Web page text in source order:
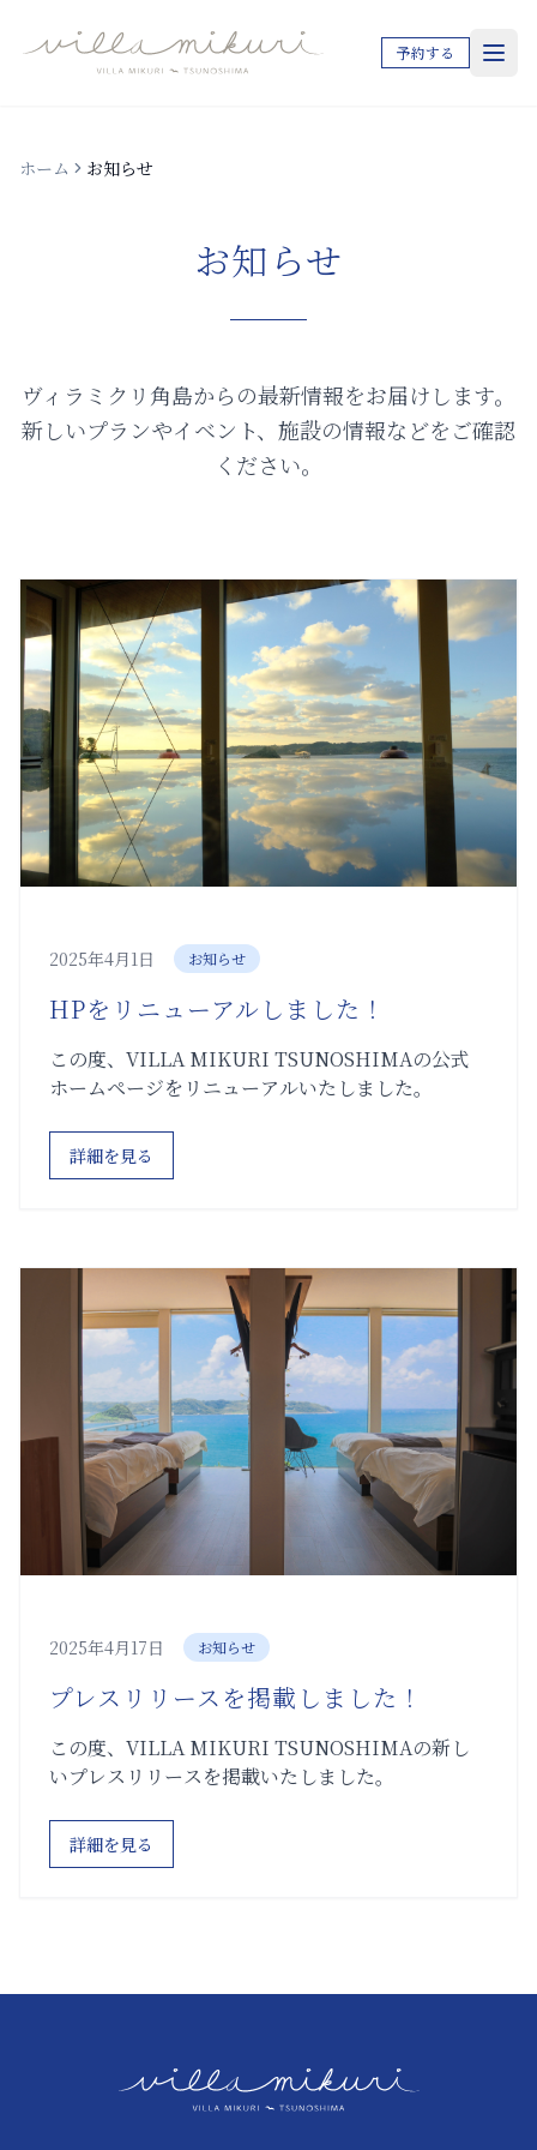
予約する
ホーム お知らせ
お知らせ
ヴィラミクリ角島からの最新情報をお届けします。
新しいプランやイベント、施設の情報などをご確認
ください。
2025年4月1日 お知らせ
HPをリニューアルしました！
この度、VILLA MIKURI TSUNOSHIMAの公式
ホームページをリニューアルいたしました。
詳細を見る
2025年4月17日 お知らせ
プレスリリースを掲載しました！
この度、VILLA MIKURI TSUNOSHIMAの新し
いプレスリリースを掲載いたしました。
詳細を見る